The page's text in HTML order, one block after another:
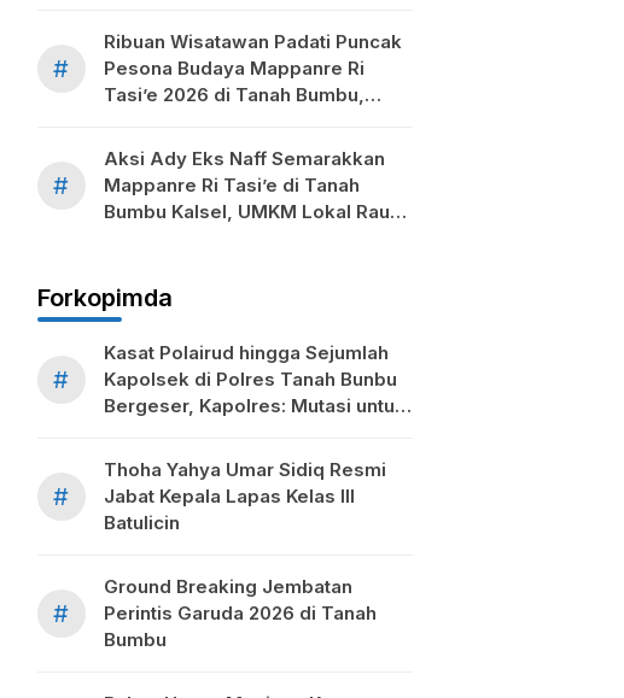
#
Ribuan Wisatawan Padati Puncak
Pesona Budaya Mappanre Ri
Tasi’e 2026 di Tanah Bumbu,
#
Aksi Ady Eks Naff Semarakkan
Mappanre Ri Tasi’e di Tanah
Bumbu Kalsel, UMKM Lokal Raup
Forkopimda
#
Kasat Polairud hingga Sejumlah
Kapolsek di Polres Tanah Bunbu
Bergeser, Kapolres: Mutasi untuk
#
Thoha Yahya Umar Sidiq Resmi
Jabat Kepala Lapas Kelas III
Batulicin
#
Ground Breaking Jembatan
Perintis Garuda 2026 di Tanah
Bumbu